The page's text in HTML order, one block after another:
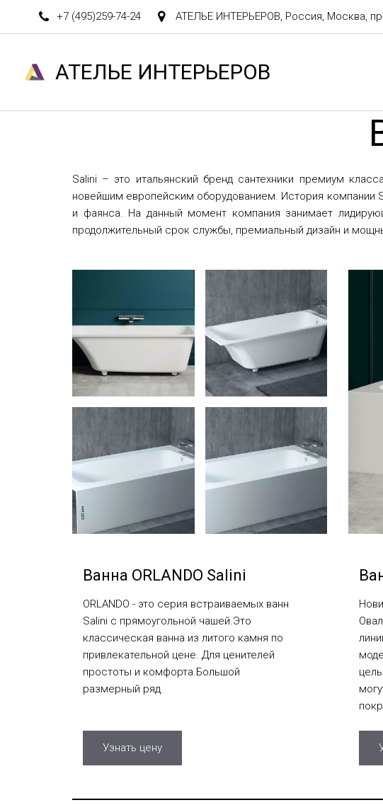
+7 (495)259-74-24 АТЕЛЬЕ ИНТЕРЬЕРОВ, Россия, Москва,
АТЕЛ­­­­­­ЬЕ ИНТЕРЬЕРОВ
Salini – это итальянский бренд сантехники премиум
новейшим европейским оборудованием. История компании
и фаянса. На данный момент компания занимает
продолжительный срок службы, премиальный дизайн и
Ванна ORLANDO Salini
ORLANDO - это серия встраиваемых ванн
Salini с прямоугольной чашей.Это
классическая ванна из литого камня по
привлекательной цене. Для ценителей
простоты и комфорта.Большой
размерный ряд.
Узнать цену